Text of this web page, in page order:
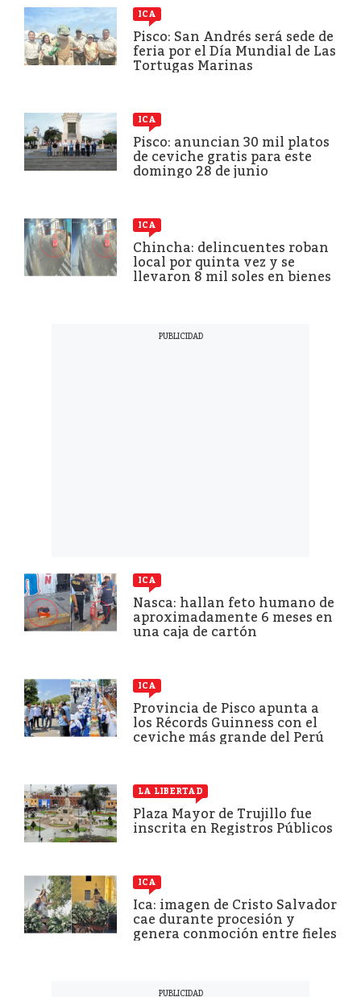
ICA
Pisco: San Andrés será sede de
feria por el Día Mundial de Las
Tortugas Marinas
ICA
Pisco: anuncian 30 mil platos
de ceviche gratis para este
domingo 28 de junio
ICA
Chincha: delincuentes roban
local por quinta vez y se
llevaron 8 mil soles en bienes
ICA
Nasca: hallan feto humano de
aproximadamente 6 meses en
una caja de cartón
ICA
Provincia de Pisco apunta a
los Récords Guinness con el
ceviche más grande del Perú
LA LIBERTAD
Plaza Mayor de Trujillo fue
inscrita en Registros Públicos
ICA
Ica: imagen de Cristo Salvador
cae durante procesión y
genera conmoción entre fieles